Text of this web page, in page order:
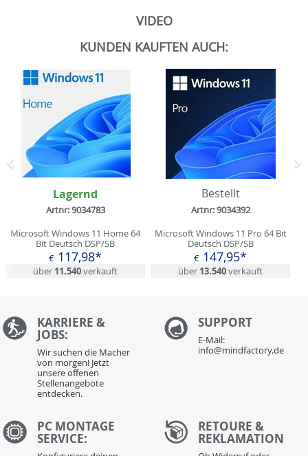
VIDEO
KUNDEN KAUFTEN AUCH:
Lagernd
Artnr: 9034783
Microsoft Windows 11 Home 64
Bit Deutsch DSP/SB
€ 117,98*
über 11.540verkauft
Bestellt
Artnr: 9034392
Microsoft Windows 11 Pro 64 Bit
Deutsch DSP/SB
€ 147,95*
über 13.540verkauft
Zurück
KARRIERE &
JOBS:
Wir suchen die Macher
von morgen! Jetzt
unsere offenen
Stellenangebote
entdecken.
SUPPORT
E-Mail:
info@mindfactory.de
PC MONTAGE
SERVICE:
RETOURE &
REKLAMATION